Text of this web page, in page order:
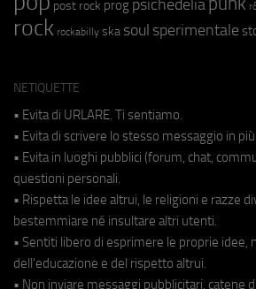
post rock prog psichedelia
rock rockabilly ska soul sperimentale
NETIQUETTE
• Evita di URLARE. Ti sentiamo.
• Evita di scrivere lo stesso messaggio in
• Evita in luoghi pubblici (forum, chat,
questioni personali.
• Rispetta le idee altrui, le religioni e razze
bestemmiare né insultare altri utenti.
• Sentiti libero di esprimere le proprie idee,
dell'educazione e del rispetto altrui.
• Non inviare messaggi pubblicitari, catene